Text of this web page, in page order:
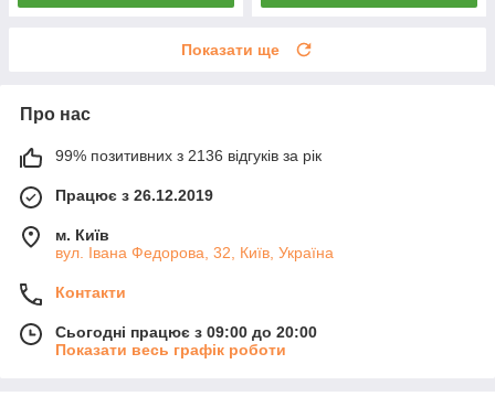
Показати ще
Про нас
99% позитивних з 2136 відгуків за рік
Працює з 26.12.2019
м. Київ
вул. Івана Федорова, 32, Київ, Україна
Контакти
Сьогодні працює з 09:00 до 20:00
Показати весь графік роботи